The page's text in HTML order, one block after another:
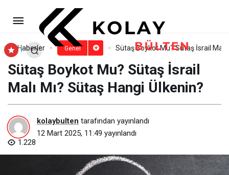
Haberler Genel Sütaş Boykot Mu? Sütaş İsrail Malı
Sütaş Boykot Mu? Sütaş İsrail
Malı Mı? Sütaş Hangi Ülkenin?
kolaybulten tarafından yayınlandı
12 Mart 2025, 11:49 yayınlandı
1.228
Patos Boykot Mu? Patos İsrail
Malı Mı? Patos Hangi Ülkenin?
Yorum Yap Paylaş